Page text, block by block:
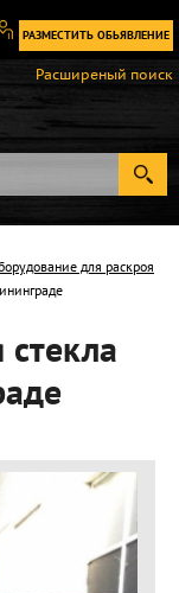
РАЗМЕСТИТЬ ОБЬЯВЛЕНИЕ
Регистрация
Расширеный поиск
для раскроя